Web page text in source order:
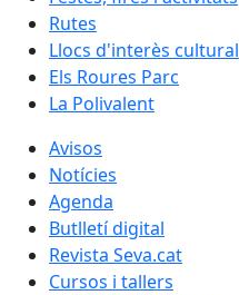
Rutes
Llocs d'interès cultural
Els Roures Parc
La Polivalent
Avisos
Notícies
Agenda
Butlletí digital
Revista Seva.cat
Cursos i tallers